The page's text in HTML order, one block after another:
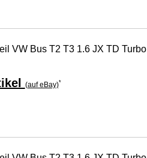
VW Bus T2 T3 1.6 JX TD Turbo
(auf eBay)*